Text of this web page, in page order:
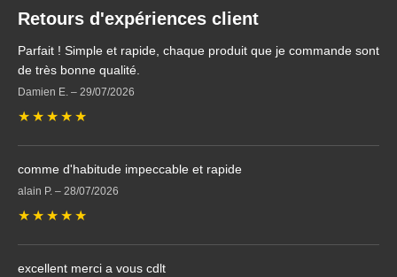
Retours d'expériences client
Parfait ! Simple et rapide, chaque produit que je commande sont
de très bonne qualité.
Damien E. – 29/07/2026
★ ★ ★ ★ ★
comme d'habitude impeccable et rapide
alain P. – 28/07/2026
★ ★ ★ ★ ★
excellent merci a vous cdlt